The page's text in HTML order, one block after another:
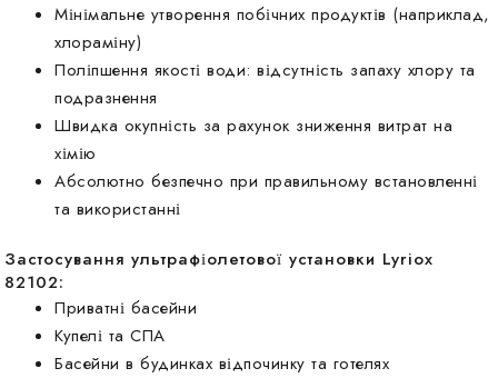
Мінімальне утворення побічних продуктів (наприклад,
хлораміну)
Поліпшення якості води: відсутність запаху хлору та
подразнення
Швидка окупність за рахунок зниження витрат на
хімію
Абсолютно безпечно при правильному встановленні
та використанні
Застосування ультрафіолетової установки Lyriox
82102:
Приватні басейни
Купелі та СПА
Басейни в будинках відпочинку та готелях